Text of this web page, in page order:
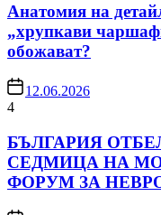
Анатомия на
„хрупкави
обожават?
12.06.2026
4
БЪЛГАРИЯ
СЕДМИЦА НА
ФОРУМ ЗА